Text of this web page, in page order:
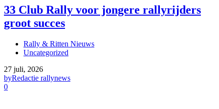
33 Club Rally voor jongere rallyrijders
groot succes
Rally & Ritten Nieuws
Uncategorized
27 juli, 2026
byRedactie rallynews
0